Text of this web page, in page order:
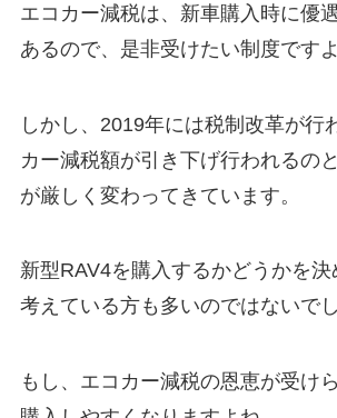
エコカー減税は、新車購入時に優
あるので、是非受けたい制度ですよ
しかし、2019年には税制改革が行
カー減税額が引き下げ行われるの
が厳しく変わってきています。
新型RAV4を購入するかどうかを決
考えている方も多いのではないでし
もし、エコカー減税の恩恵が受け